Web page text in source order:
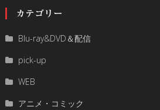
カテゴリー
Blu-ray&DVD＆配信
pick-up
WEB
アニメ・コミック